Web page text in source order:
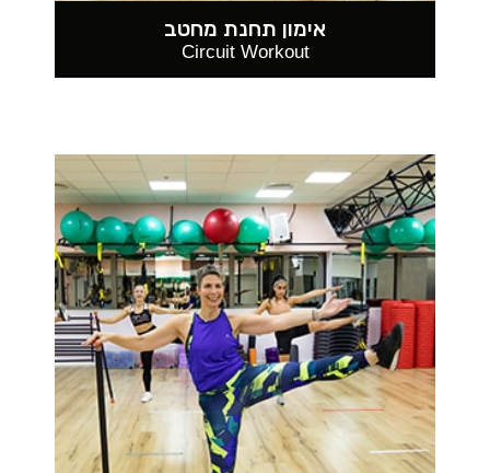
אימון תחנת מחטב
Circuit Workout